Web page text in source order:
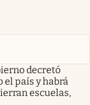
decretó
el país y habrá
escuelas,